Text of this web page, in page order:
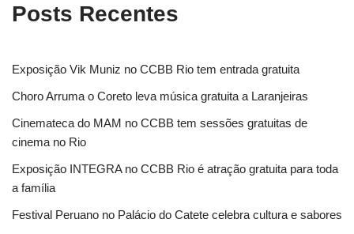
Posts Recentes
Exposição Vik Muniz no CCBB Rio tem entrada gratuita
Choro Arruma o Coreto leva música gratuita a Laranjeiras
Cinemateca do MAM no CCBB tem sessões gratuitas de
cinema no Rio
Exposição INTEGRA no CCBB Rio é atração gratuita para toda
a família
Festival Peruano no Palácio do Catete celebra cultura e sabores